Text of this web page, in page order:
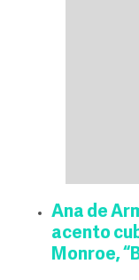
Ana de
acento
Monroe,